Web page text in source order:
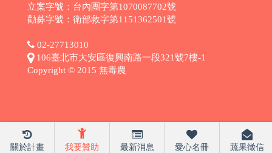
關於計畫 我要贊助 最新消息 愛心名冊 蔬果徵信
立案字號：台內團字第1070087702號
勸募字號：衛部救字第1151362501號
02-27713010
106臺北市大安區復興南路一段321號7樓-1
Copyright © 2015 無毒農